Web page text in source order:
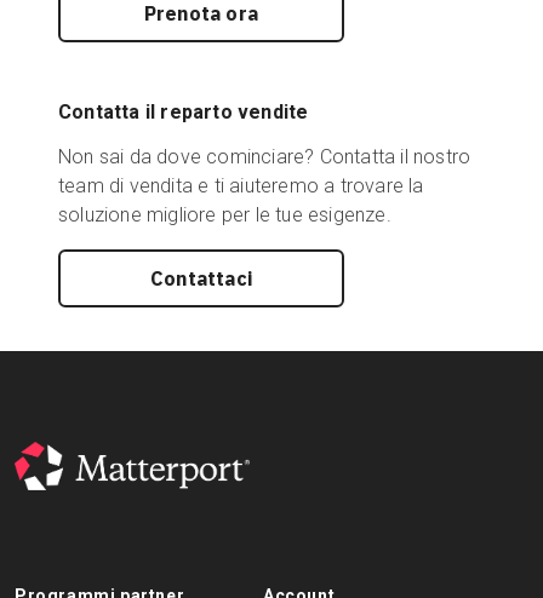
Prenota ora
Contatta il reparto vendite
Non sai da dove cominciare? Contatta il nostro
team di vendita e ti aiuteremo a trovare la
soluzione migliore per le tue esigenze.
Contattaci